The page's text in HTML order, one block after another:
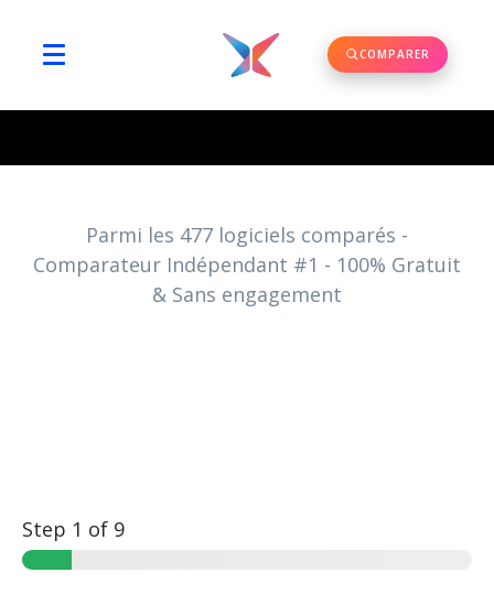
COMPARER
Parmi les 477 logiciels comparés -
Comparateur Indépendant #1 - 100% Gratuit
& Sans engagement
Step 1 of 9